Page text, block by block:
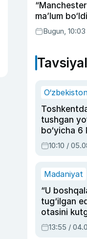
ma’lum bo‘ldi
Bugun, 10:03
tushgan
bo‘yicha 6
hukmi
10:10 /
Madaniyat
“U
tug‘ilgan
otasini
dublyaj
13:55 /